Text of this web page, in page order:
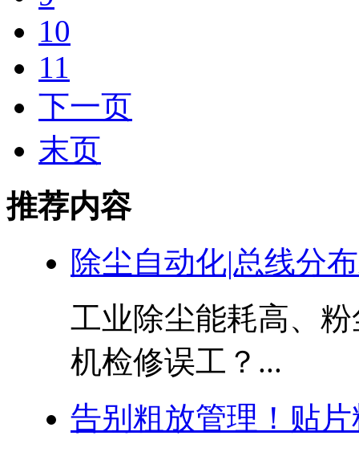
10
11
下一页
末页
推荐内容
除尘自动化|总线分
工业除尘能耗高、
机检修误工？...
告别粗放管理！贴